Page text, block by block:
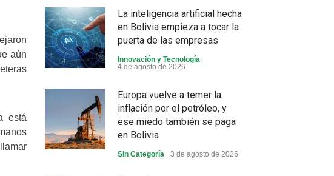
aún
está
La inteligencia artificial hecha
en Bolivia empieza a tocar la
puerta de las empresas
Innovación y Tecnología
4 de agosto de 2026
Europa vuelve a temer la
inflación por el petróleo, y
ese miedo también se paga
en Bolivia
Sin Categoría 3 de agosto de 2026